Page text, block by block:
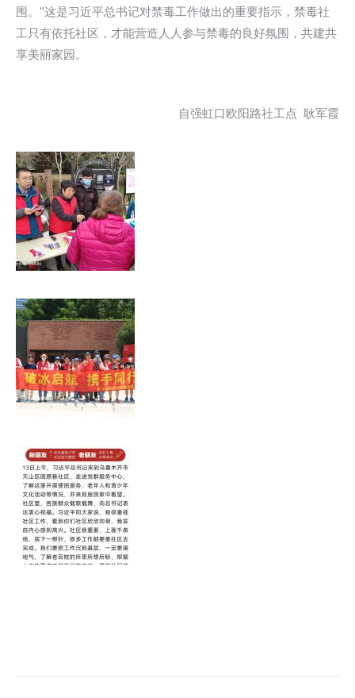
围。”这是习近平总书记对禁毒工作做出的重要指示，禁毒社
工只有依托社区，才能营造人人参与禁毒的良好氛围，共建共
享美丽家园。
自强虹口欧阳路社工点 耿军霞